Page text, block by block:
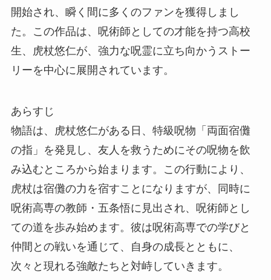
開始され、瞬く間に多くのファンを獲得しまし
た。この作品は、呪術師としての才能を持つ高校
生、虎杖悠仁が、強力な呪霊に立ち向かうストー
リーを中心に展開されています。
あらすじ
物語は、虎杖悠仁がある日、特級呪物「両面宿儺
の指」を発見し、友人を救うためにその呪物を飲
み込むところから始まります。この行動により、
虎杖は宿儺の力を宿すことになりますが、同時に
呪術高専の教師・五条悟に見出され、呪術師とし
ての道を歩み始めます。彼は呪術高専での学びと
仲間との戦いを通じて、自身の成長とともに、
次々と現れる強敵たちと対峙していきます。